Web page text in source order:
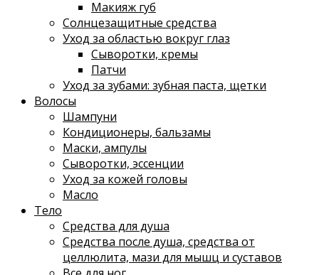
Макияж губ
Солнцезащитные средства
Уход за областью вокруг глаз
Сыворотки, кремы
Патчи
Уход за зубами: зубная паста, щетки
Волосы
Шампуни
Кондиционеры, бальзамы
Маски, ампулы
Сыворотки, эссенции
Уход за кожей головы
Масло
Тело
Средства для душа
Средства после душа, средства от
целлюлита, мази для мышц и суставов